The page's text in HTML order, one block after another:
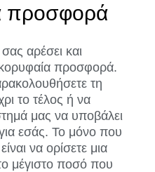
προσφορά
αρέσει και
προσφορά.
τη
το τέλος ή να
μας να υποβάλει
εσάς. Το μόνο που
να ορίσετε μια
μέγιστο ποσό που